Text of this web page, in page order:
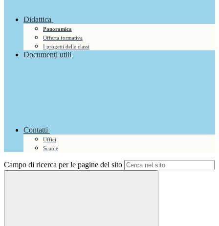
Didattica
Panoramica
Offerta formativa
I progetti delle classi
Documenti utili
Contatti
Uffici
Scuole
Campo di ricerca per le pagine del sito